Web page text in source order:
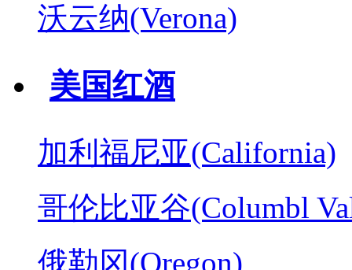
沃云纳(Verona)
美国红酒
加利福尼亚(California)
哥伦比亚谷(Columbl
俄勒冈(Oregon)